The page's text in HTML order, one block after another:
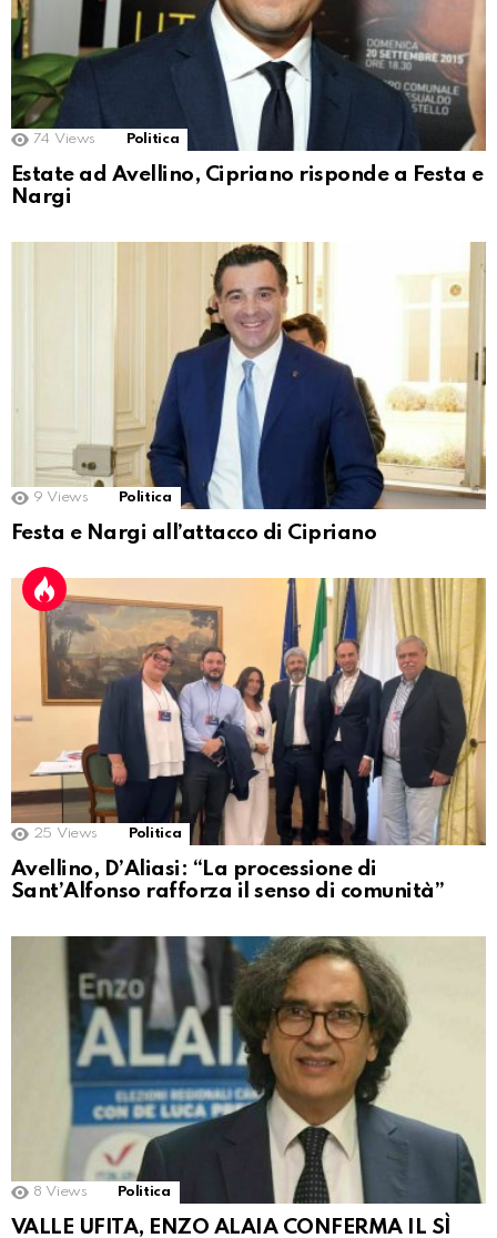
74 Views Politica
Estate ad Avellino, Cipriano risponde a Festa e
Nargi
9 Views Politica
Festa e Nargi all’attacco di Cipriano
25 Views Politica
Avellino, D’Aliasi: “La processione di
Sant’Alfonso rafforza il senso di comunità”
8 Views Politica
VALLE UFITA, ENZO ALAIA CONFERMA IL SÌ